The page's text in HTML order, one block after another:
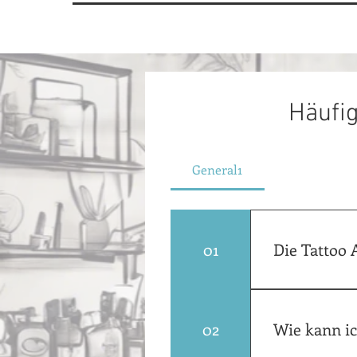
General1
01 Die Tattoo
persönliche
02 Wie kann